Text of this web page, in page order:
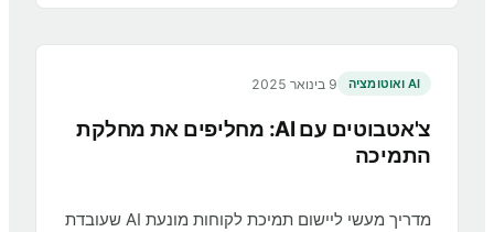
AI ואוטומציה 9 בינואר 2025
צ'אטבוטים עם AI: מחליפים את מחלקת
התמיכה
מדריך מעשי ליישום תמיכת לקוחות מונעת AI שעובדת